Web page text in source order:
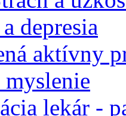
depresia
aktívny
lekár -